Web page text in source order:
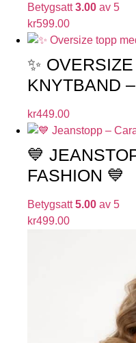
Betygsatt3.00 av 5
kr599.00
✨
KNYTBAND
kr449.00
💙
FASHION 💙
Betygsatt5.00 av 5
kr499.00